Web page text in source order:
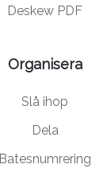
Deskew PDF
Organisera
Slå ihop
Dela
Batesnumrering